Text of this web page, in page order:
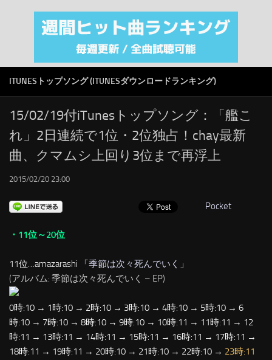
注目カテゴリ
オリジナルiTunes週間トップソング
RSS
LINKS
ITUNESトップソング (ITUNESダウンロードランキング)
15/02/19付iTunesトップソング：「艦こ
れ」2日連続で1位・2位独占！chay最新
曲、クマムシ上回り3位まで再浮上
2015/02/20 23:00
Pocket
・11位～20位
11位…amazarashi 「季節は次々死んでいく 」
(アルバム: 季節は次々死んでいく – EP)
0時:10 → 1時:10 → 2時:10 → 3時:10 → 4時:10 → 5時:10 → 6
時:10 → 7時:10 → 8時:10 → 9時:10 → 10時:11 → 11時:11 → 12
時:11 → 13時:11 → 14時:11 → 15時:11 → 16時:11 → 17時:11 →
18時:11 → 19時:11 → 20時:10 → 21時:10 → 22時:10 → 23時:11